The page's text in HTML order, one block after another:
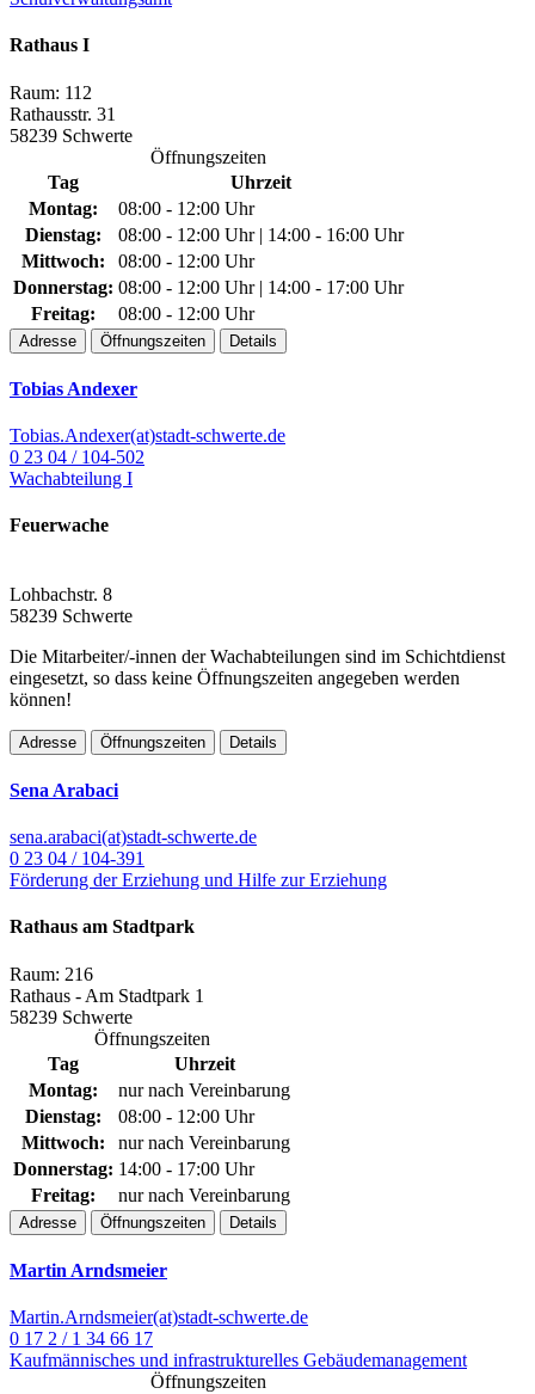
Rathaus I
Raum: 112
Rathausstr. 31
58239 Schwerte
Öffnungszeiten
Tag
Uhrzeit
Montag:
08:00 - 12:00 Uhr
Dienstag:
08:00 - 12:00 Uhr | 14:00 - 16:00 Uhr
Mittwoch:
08:00 - 12:00 Uhr
Donnerstag: 08:00 - 12:00 Uhr | 14:00 - 17:00 Uhr
Freitag:
08:00 - 12:00 Uhr
Adresse Öffnungszeiten Details
Tobias Andexer
Tobias.Andexer(at)stadt-schwerte.de
0 23 04 / 104-502
Wachabteilung I
Feuerwache
Lohbachstr. 8
58239 Schwerte
Die Mitarbeiter/-innen der Wachabteilungen sind im Schichtdienst
eingesetzt, so dass keine Öffnungszeiten angegeben werden
können!
Adresse Öffnungszeiten Details
Sena Arabaci
sena.arabaci(at)stadt-schwerte.de
0 23 04 / 104-391
Förderung der Erziehung und Hilfe zur Erziehung
Rathaus am Stadtpark
Raum: 216
Rathaus - Am Stadtpark 1
58239 Schwerte
Öffnungszeiten
Tag
Uhrzeit
Montag:
nur nach Vereinbarung
Dienstag:
08:00 - 12:00 Uhr
Mittwoch:
nur nach Vereinbarung
Donnerstag: 14:00 - 17:00 Uhr
Freitag:
nur nach Vereinbarung
Adresse Öffnungszeiten Details
Martin Arndsmeier
Martin.Arndsmeier(at)stadt-schwerte.de
0 17 2 / 1 34 66 17
Kaufmännisches und infrastrukturelles Gebäudemanagement
Öffnungszeiten